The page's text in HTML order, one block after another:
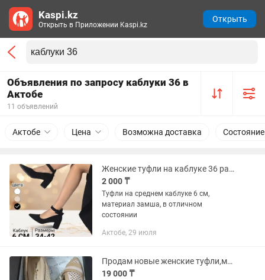
Объявления по запросу каблуки 36 в
Актобе
11 объявлений
Актобе Цена Возможна доставка Состояние
Женские туфли на каблуке 36 размер
2 000 ₸
Туфли на среднем каблуке 6 см,
материал замша, в отличном
состоянии
Актобе, 29 июля
Продам новые женские туфли,мягкая кожа,удобный каблук(Италия)36,36,5р
19 000 ₸
Kaspi.kz
Открыть в Приложении Kaspi.kz
Открыть